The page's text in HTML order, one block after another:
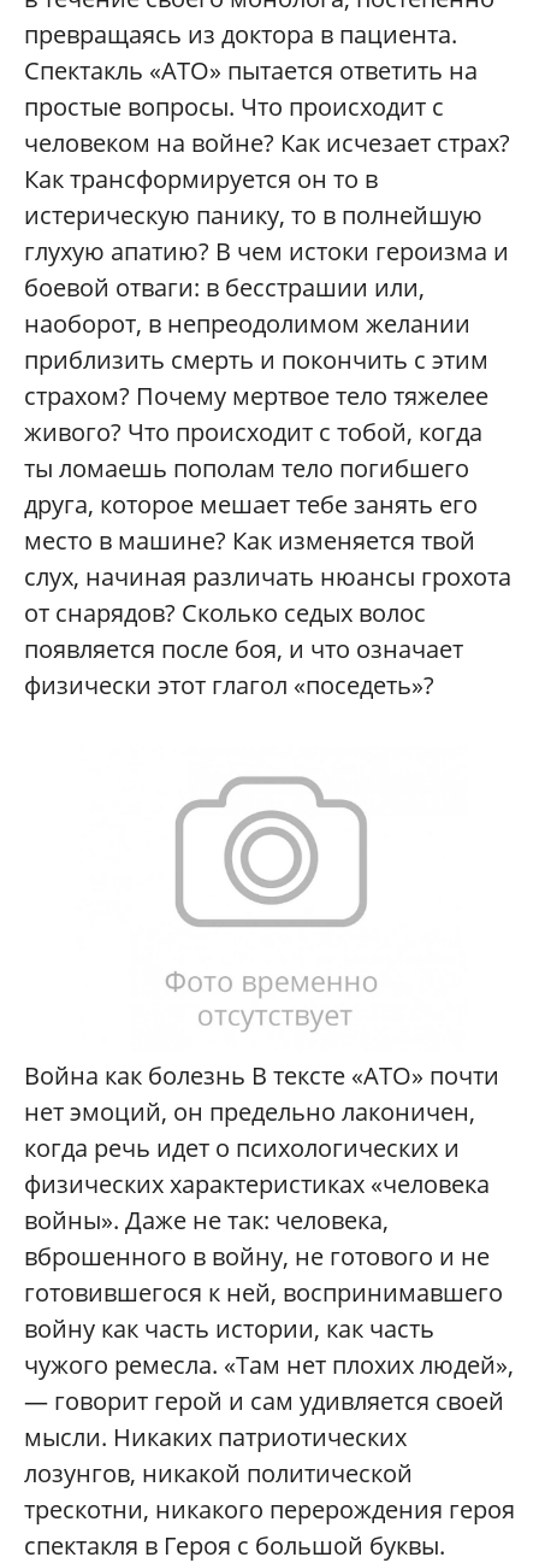
превращаясь из доктора в пациента.
Спектакль «АТО» пытается ответить на
простые вопросы. Что происходит с
человеком на войне? Как исчезает страх?
Как трансформируется он то в
истерическую панику, то в полнейшую
глухую апатию? В чем истоки героизма и
боевой отваги: в бесстрашии или,
наоборот, в непреодолимом желании
приблизить смерть и покончить с этим
страхом? Почему мертвое тело тяжелее
живого? Что происходит с тобой, когда
ты ломаешь пополам тело погибшего
друга, которое мешает тебе занять его
место в машине? Как изменяется твой
слух, начиная различать нюансы грохота
от снарядов? Сколько седых волос
появляется после боя, и что означает
физически этот глагол «поседеть»?
Война как болезнь В тексте «АТО» почти
нет эмоций, он предельно лаконичен,
когда речь идет о психологических и
физических характеристиках «человека
войны». Даже не так: человека,
вброшенного в войну, не готового и не
готовившегося к ней, воспринимавшего
войну как часть истории, как часть
чужого ремесла. «Там нет плохих людей»,
— говорит герой и сам удивляется своей
мысли. Никаких патриотических
лозунгов, никакой политической
трескотни, никакого перерождения героя
спектакля в Героя с большой буквы.